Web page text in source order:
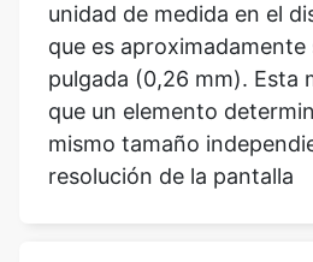
unidad de medida en el
que es aproximadamente
pulgada (0,26 mm). Esta
que un elemento
mismo tamaño
resolución de la pantalla